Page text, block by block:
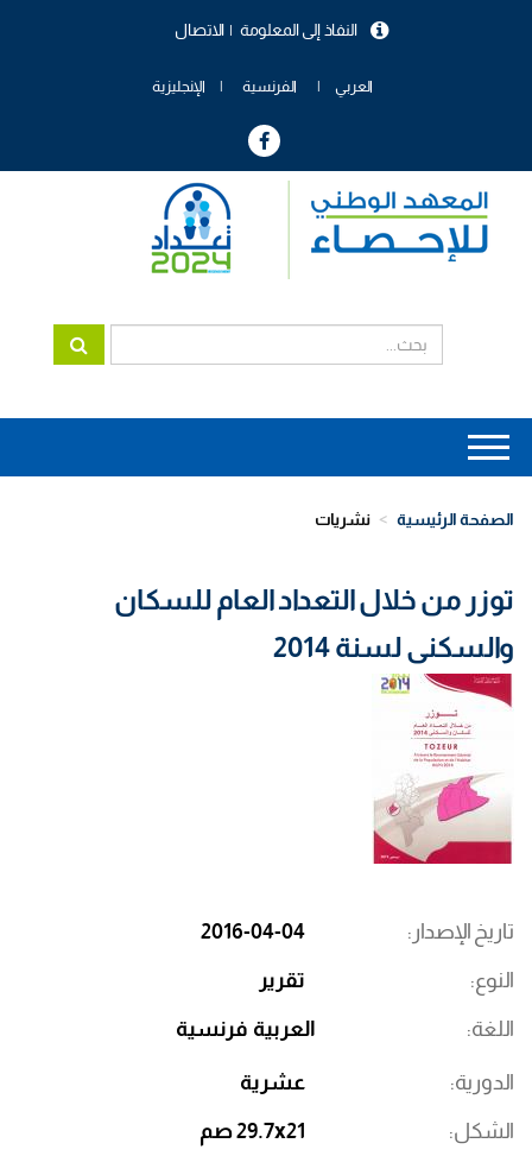
الاتصال النفاذ إلى المعلومة
العربي الفرنسية الإنجليزية
Main
navigation
الصفحة الرئيسية نشريات
توزر من خلال التعداد العام للسكان
والسكنى لسنة 2014
تاريخ الإصدار 2016-04-04
النوع تقرير
اللغة العربية فرنسية
الدورية عشرية
الشكل 29.7x21 صم